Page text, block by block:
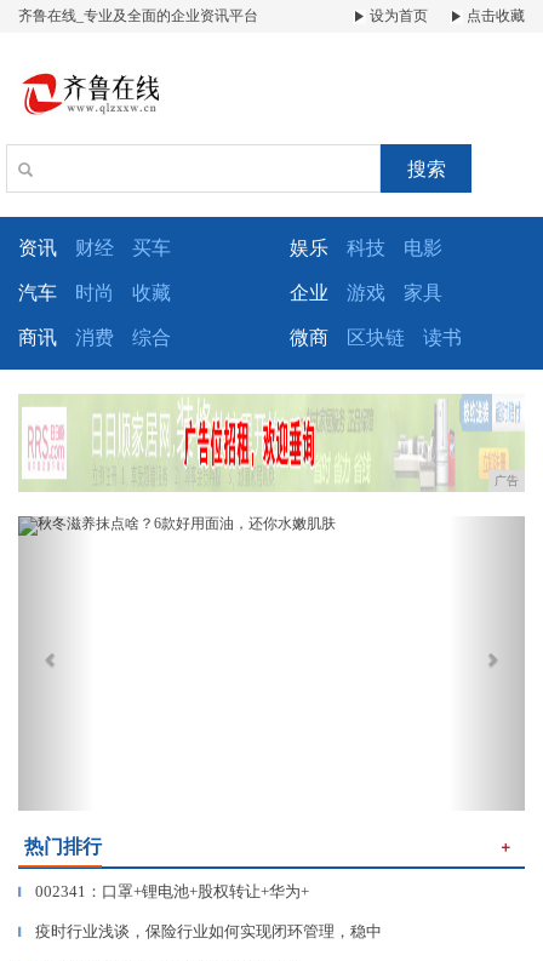
齐鲁在线_专业及全面的企业资讯平台 设为首页 点击收藏
搜索
资讯 财经 买车 娱乐 科技 电影
汽车 时尚 收藏 企业 游戏 家具
商讯 消费 综合 微商 区块链 读书
广告
Previous
热门排行 ＋
▎ 002341：口罩+锂电池+股权转让+华为+
▎ 疫时行业浅谈，保险行业如何实现闭环管理，稳中